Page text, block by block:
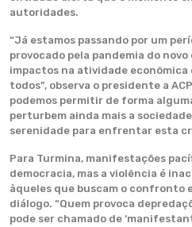
autoridades.
“Já estamos passando por um
provocado pela pandemia do
impactos na atividade
todos”, observa o presidente a
podemos permitir de forma
perturbem ainda mais a
serenidade para enfrentar esta
Para Turmina, manifestações
democracia, mas a violência é
àqueles que buscam o confronto
diálogo. “Quem provoca
pode ser chamado de